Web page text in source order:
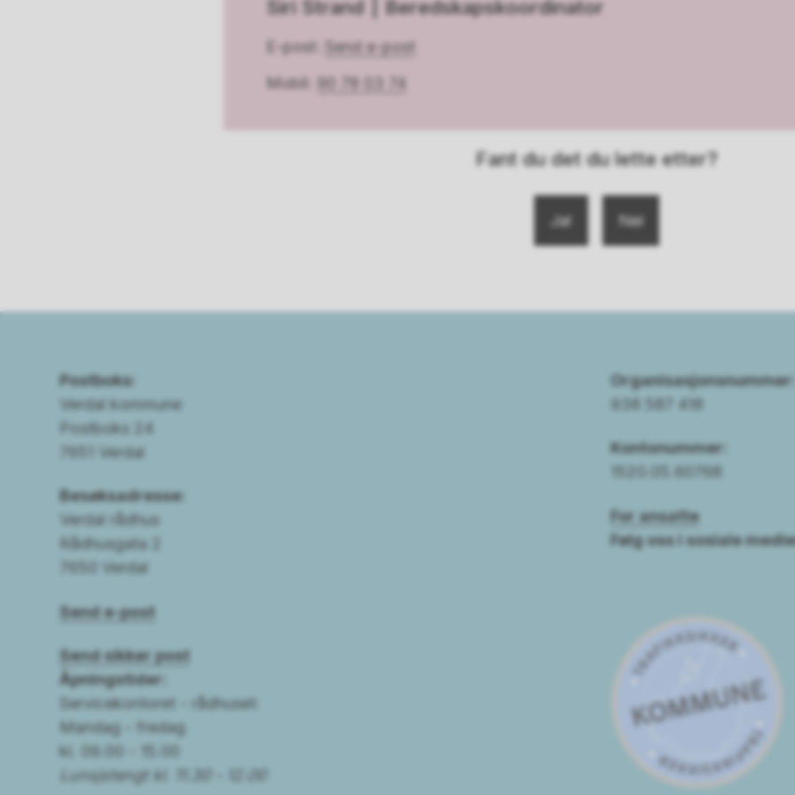
Siri Strand Beredskapskoordinator
E-post
Send e-post
Mobil
90 78 03 74
Fant du det du lette etter?
Ja Nei
Postboks:
Verdal kommune
Postboks 24
7651 Verdal
Besøksadresse:
Verdal rådhus
Rådhusgata 2
7650 Verdal
Send e-post
Send sikker post
Åpningstider:
Servicekontoret - rådhuset:
Mandag - fredag
kl. 09.00 - 15.00
Lunsjstengt kl. 11.30 - 12.00
Organisasjonsnummer:
938 587 418
Kontonummer:
For ansatte
Følg oss i sosiale